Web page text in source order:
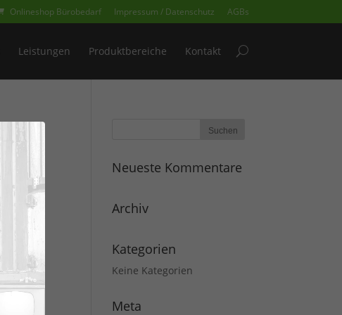
Onlineshop Bürobedarf Impressum / Datenschutz AGBs
Leistungen Produktbereiche Kontakt
Neueste Kommentare
Archiv
Kategorien
Keine Kategorien
Meta